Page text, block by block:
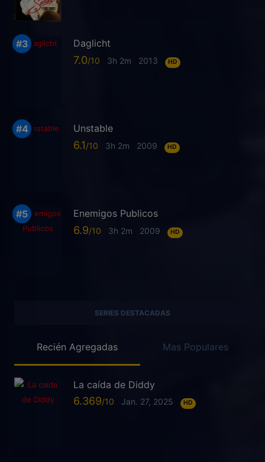
Daglicht
7.0 3h 2m 2013 HD
Unstable
6.1 3h 2m 2009 HD
Enemigos Publicos
6.9 3h 2m 2009 HD
SERIES DESTACADAS
Recién Agregadas Mas Populares
La caída de Diddy
6.369 Jan. 27, 2025 HD